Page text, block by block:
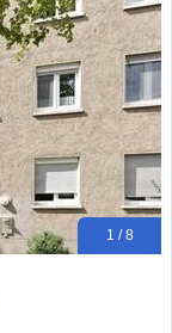
1 / 8